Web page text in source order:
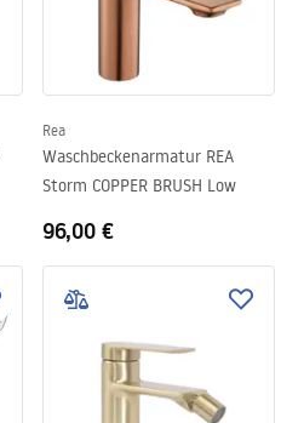
Rea
Waschbeckenarmatur REA
Storm COPPER BRUSH Low
96,00 €